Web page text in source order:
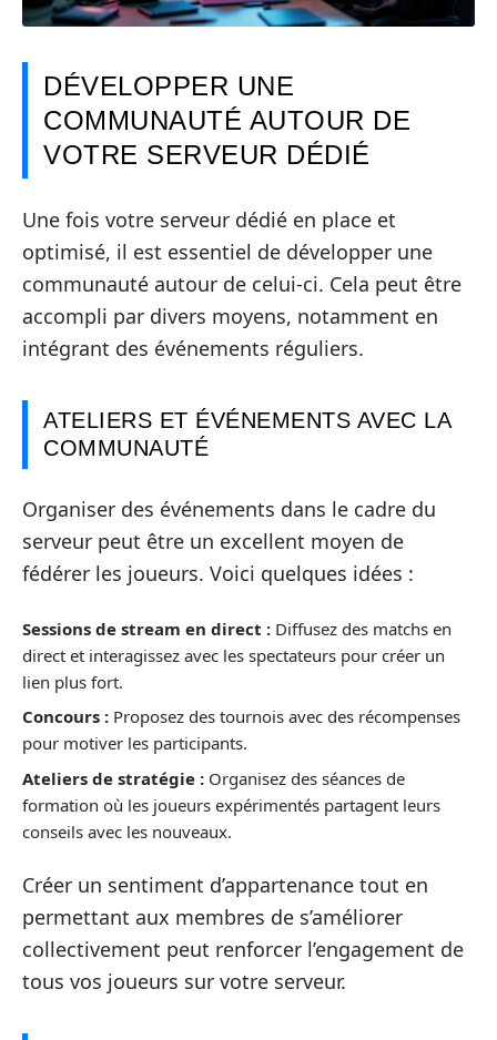
DÉVELOPPER UNE
COMMUNAUTÉ AUTOUR DE
VOTRE SERVEUR DÉDIÉ
Une fois votre serveur dédié en place et
optimisé, il est essentiel de développer une
communauté autour de celui-ci. Cela peut être
accompli par divers moyens, notamment en
intégrant des événements réguliers.
ATELIERS ET ÉVÉNEMENTS AVEC LA
COMMUNAUTÉ
Organiser des événements dans le cadre du
serveur peut être un excellent moyen de
fédérer les joueurs. Voici quelques idées :
Sessions de stream en direct : Diffusez des matchs en
direct et interagissez avec les spectateurs pour créer un
lien plus fort.
Concours : Proposez des tournois avec des récompenses
pour motiver les participants.
Ateliers de stratégie : Organisez des séances de
formation où les joueurs expérimentés partagent leurs
conseils avec les nouveaux.
Créer un sentiment d’appartenance tout en
permettant aux membres de s’améliorer
collectivement peut renforcer l’engagement de
tous vos joueurs sur votre serveur.